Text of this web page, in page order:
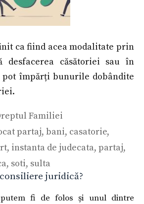
ca fiind acea modalitate prin
desfacerea căsătoriei sau în
împărți bunurile dobândite
Familiei
partaj, bani, casatorie,
, instanta de judecata, partaj,
, soti, sulta
juridică?
putem fi de folos și unul dintre